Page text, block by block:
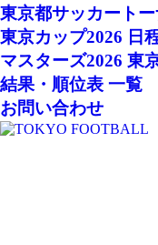
東京都サッカート
東京カップ2026 日
マスターズ2026 東
結果・順位表 一覧
お問い合わせ